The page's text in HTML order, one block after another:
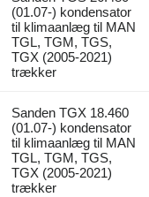
(01.07-) kondensator
til klimaanlæg til MAN
TGL, TGM, TGS,
TGX (2005-2021)
trækker
Sanden TGX 18.460
(01.07-) kondensator
til klimaanlæg til MAN
TGL, TGM, TGS,
TGX (2005-2021)
trækker